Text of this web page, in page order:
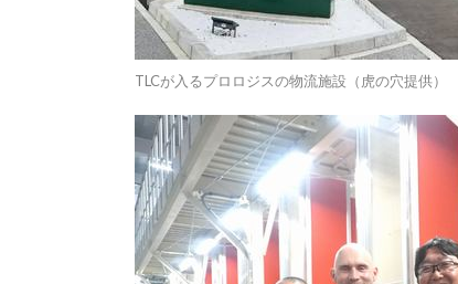
TLCが入るプロロジスの物流施設（虎の穴提供）